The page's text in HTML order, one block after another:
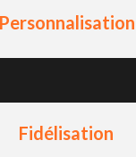
Personnalisation
Fidélisation